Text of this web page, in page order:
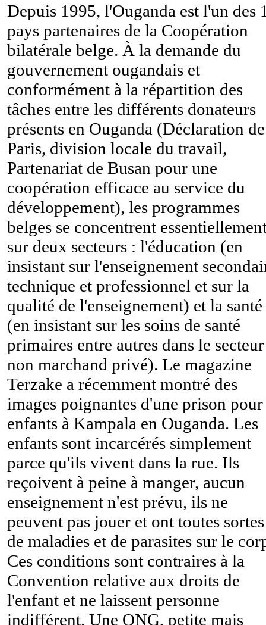
Depuis 1995, l'Ouganda est l'un des
pays partenaires de la Coopération
bilatérale belge. À la demande du
gouvernement ougandais et
conformément à la répartition des
tâches entre les différents donateurs
présents en Ouganda (Déclaration de
Paris, division locale du travail,
Partenariat de Busan pour une
coopération efficace au service du
développement), les programmes
belges se concentrent
sur deux secteurs : l'éducation (en
insistant sur l'enseignement
technique et professionnel et sur la
qualité de l'enseignement) et la santé
(en insistant sur les soins de santé
primaires entre autres dans le secteur
non marchand privé). Le magazine
Terzake a récemment montré des
images poignantes d'une prison pour
enfants à Kampala en Ouganda. Les
enfants sont incarcérés simplement
parce qu'ils vivent dans la rue. Ils
reçoivent à peine à manger, aucun
enseignement n'est prévu, ils ne
peuvent pas jouer et ont toutes sortes
de maladies et de parasites sur le
Ces conditions sont contraires à la
Convention relative aux droits de
l'enfant et ne laissent personne
indifférent. Une ONG, petite mais